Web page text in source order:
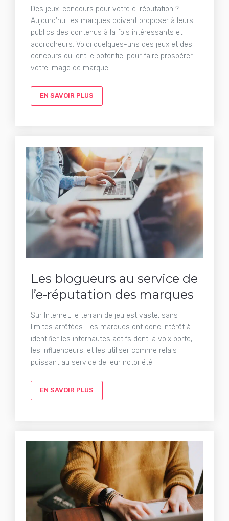
Des jeux-concours pour votre e-réputation ?
Aujourd’hui les marques doivent proposer à leurs
publics des contenus à la fois intéressants et
accrocheurs. Voici quelques-uns des jeux et des
concours qui ont le potentiel pour faire prospérer
votre image de marque.
EN SAVOIR PLUS
Les blogueurs au service de
l’e-réputation des marques
Sur Internet, le terrain de jeu est vaste, sans
limites arrêtées. Les marques ont donc intérêt à
identifier les internautes actifs dont la voix porte,
les influenceurs, et les utiliser comme relais
puissant au service de leur notoriété.
EN SAVOIR PLUS